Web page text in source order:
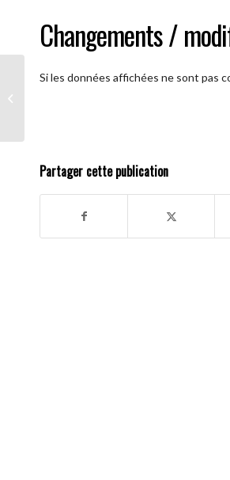
Changements /
Si les données affichées ne sont pas
Partager cette publication